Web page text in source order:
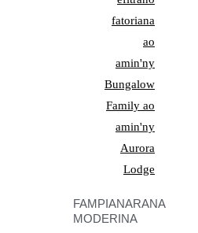
FAMPIANARANA
MODERINA